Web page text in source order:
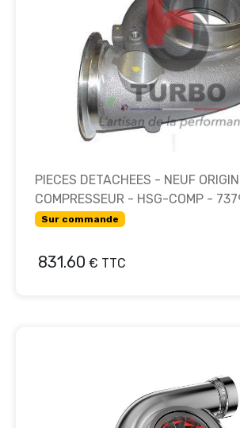
PIECES DETACHEES - NEUF
COMPRESSEUR - HSG-COMP -
Sur commande
831.60 € TTC